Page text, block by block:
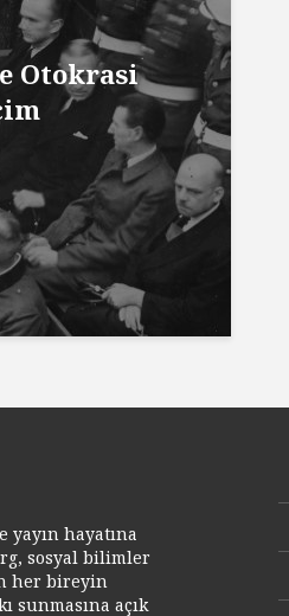
Otokrasi
yayın hayatına
sosyal bilimler
her bireyin
sunmasına açık